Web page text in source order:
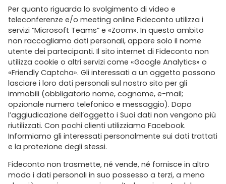
Per quanto riguarda lo svolgimento di video e
teleconferenze e/o meeting online Fideconto utilizza i
servizi “Microsoft Teams” e «Zoom». In questo ambito
non raccogliamo dati personali, appare solo il nome
utente dei partecipanti. Il sito internet di Fideconto non
utilizza cookie o altri servizi come «Google Analytics» o
«Friendly Captcha». Gli interessati a un oggetto possono
lasciare i loro dati personali sul nostro sito per gli
immobili (obbligatorio nome, cognome, e-mail;
opzionale numero telefonico e messaggio). Dopo
l’aggiudicazione dell’oggetto i Suoi dati non vengono più
riutilizzati. Con pochi clienti utilizziamo Facebook.
Informiamo gli interessati personalmente sui dati trattati
e la protezione degli stessi.
Fideconto non trasmette, né vende, né fornisce in altro
modo i dati personali in suo possesso a terzi, a meno